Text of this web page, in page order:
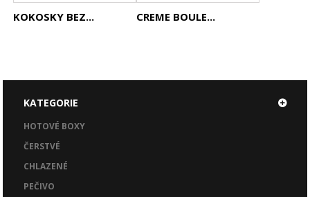
KOKOSKY BEZ... CREME BOULE...
KATEGORIE
HOTOVÉ BOXY
ČERSTVÉ
CHLAZENÉ
PEČIVO